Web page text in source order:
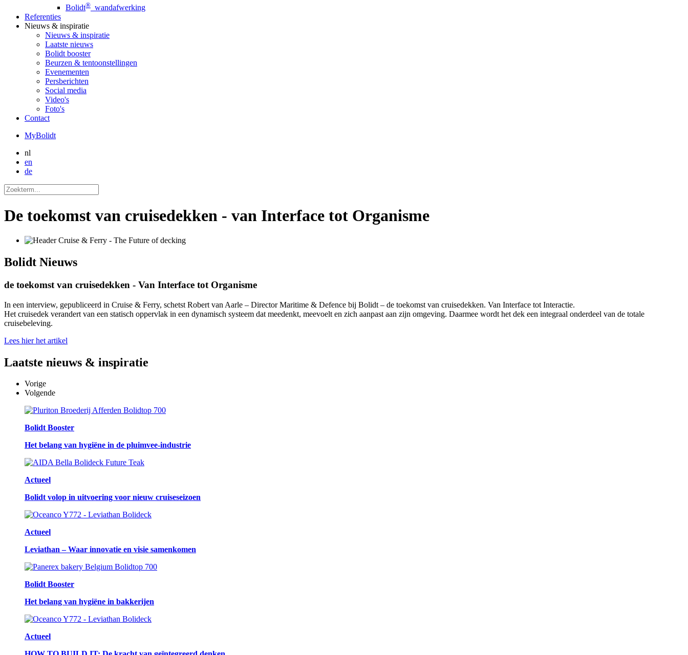
Bolidt® wandafwerking
Referenties
Nieuws & inspiratie
Nieuws & inspiratie
Laatste nieuws
Bolidt booster
Beurzen & tentoonstellingen
Evenementen
Persberichten
Social media
Video's
Foto's
Contact
MyBolidt
nl
en
de
De toekomst van cruisedekken - van Interface tot Organisme
Bolidt Nieuws
de toekomst van cruisedekken - Van Interface tot Organisme
In een interview, gepubliceerd in Cruise & Ferry, schetst Robert van Aarle – Director Maritime & Defence bij Bolidt – de toekomst van cruisedekken. Van Interface tot Interactie.
Het cruisedek verandert van een statisch oppervlak in een dynamisch systeem dat meedenkt, meevoelt en zich aanpast aan zijn omgeving. Daarmee wordt het dek een integraal onderdeel van de totale
cruisebeleving.
Lees hier het artikel
Laatste nieuws & inspiratie
Vorige
Volgende
Bolidt Booster
Het belang van hygiëne in de pluimvee-industrie
Actueel
Bolidt volop in uitvoering voor nieuw cruiseseizoen
Actueel
Leviathan – Waar innovatie en visie samenkomen
Bolidt Booster
Het belang van hygiëne in bakkerijen
Actueel